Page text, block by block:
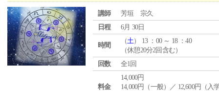
講師
芳垣 宗久
日程
6月 30日
時間
（土） 13 ：00 ～ 18 ：40
（休憩20分2回含む）
回数
全1回
料金
14,000円
14,000円（一般）／ 12,600円（入